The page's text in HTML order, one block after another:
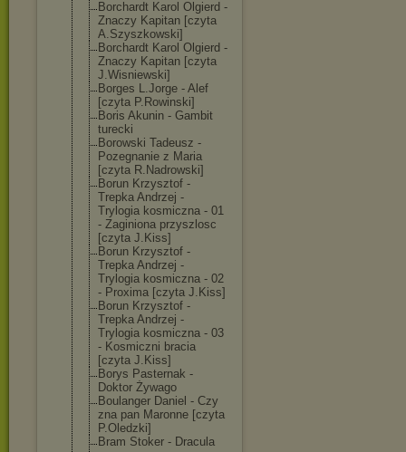
Borchardt Karol Olgierd -
Znaczy Kapitan [czyta
A.Szyszkowski]
Borchardt Karol Olgierd -
Znaczy Kapitan [czyta
J.Wisniewski]
Borges L.Jorge - Alef
[czyta P.Rowinski]
Boris Akunin - Gambit
turecki
Borowski Tadeusz -
Pozegnanie z Maria
[czyta R.Nadrowski]
Borun Krzysztof -
Trepka Andrzej -
Trylogia kosmiczna - 01
- Zaginiona przyszlosc
[czyta J.Kiss]
Borun Krzysztof -
Trepka Andrzej -
Trylogia kosmiczna - 02
- Proxima [czyta J.Kiss]
Borun Krzysztof -
Trepka Andrzej -
Trylogia kosmiczna - 03
- Kosmiczni bracia
[czyta J.Kiss]
Borys Pasternak -
Doktor Żywago
Boulanger Daniel - Czy
zna pan Maronne [czyta
P.Oledzki]
Bram Stoker - Dracula